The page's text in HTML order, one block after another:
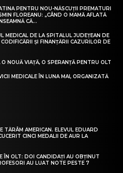
PENTRU NOU-NĂSCUȚII PREMATURI
FLOREANU: „CÂND O MAMĂ AFLATĂ
CĂ...
MEDICAL DE LA SPITALUL JUDEȚEAN DE
ȘI FINANȚĂRII CAZURILOR DE
NOUĂ VIAȚĂ, O SPERANȚĂ PENTRU OLT
MEDICALE ÎN LUNA MAI, ORGANIZATĂ
TĂRÂM AMERICAN. ELEVUL EDUARD
CINCI MEDALII DE AUR LA
ÎN OLT: DOI CANDIDAȚI AU OBȚINUT
AU LUAT NOTE PESTE 7